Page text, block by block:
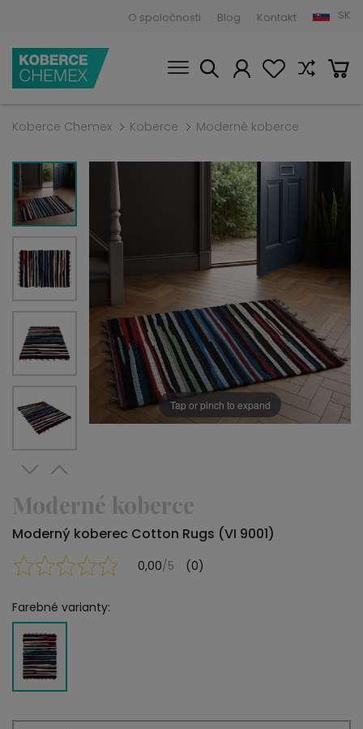
O spoločnosti Blog Kontakt SK
Koberce Chemex Koberce Moderné koberce
Tap or pinch to expand
Moderné koberce
Moderný koberec Cotton Rugs (VI 9001)
0,00/5 (0)
Farebné varianty: